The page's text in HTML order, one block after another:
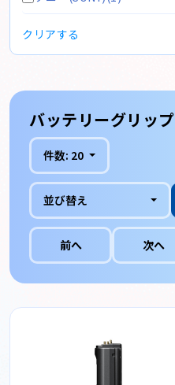
クリアする
バッテリーグリップ
件数: 20
並び替え
前へ 次へ